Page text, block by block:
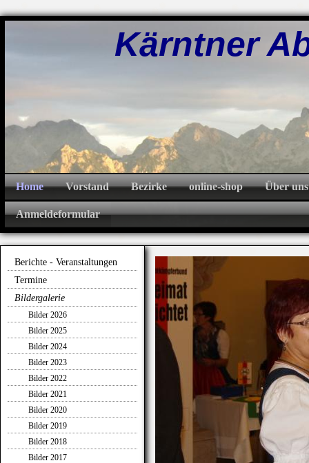
Kärntner
Home Vorstand Bezirke online-shop Über uns
Anmeldeformular
Berichte - Veranstaltungen
Termine
Bildergalerie
Bilder 2026
Bilder 2025
Bilder 2024
Bilder 2023
Bilder 2022
Bilder 2021
Bilder 2020
Bilder 2019
Bilder 2018
Bilder 2017